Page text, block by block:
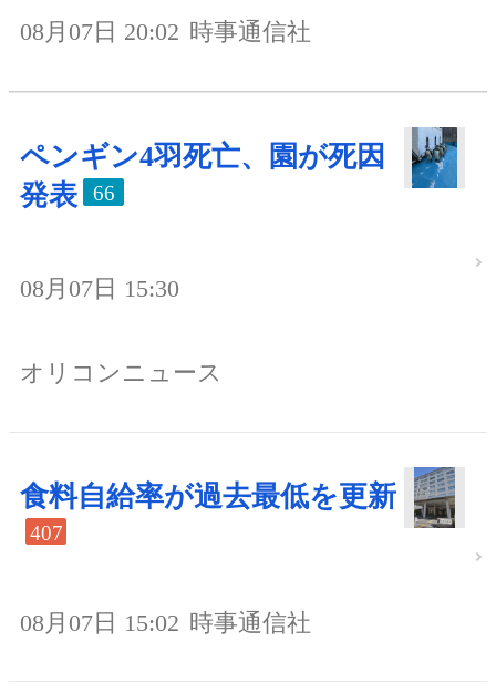
08月07日 20:02 時事通信社
ペンギン4羽死亡、園が死因
発表
66
08月07日 15:30
オリコンニュース
食料自給率が過去最低を更新
407
08月07日 15:02 時事通信社